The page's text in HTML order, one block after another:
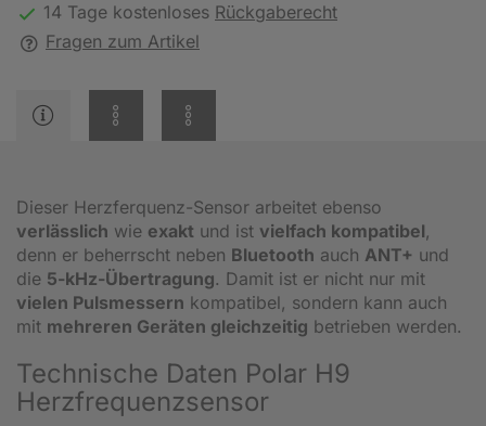
14 Tage kostenloses Rückgaberecht
Fragen zum Artikel
Dieser Herzferquenz-Sensor arbeitet ebenso
verlässlich wie exakt und ist vielfach kompatibel,
denn er beherrscht neben Bluetooth auch ANT+ und
die 5-kHz-Übertragung. Damit ist er nicht nur mit
vielen Pulsmessern kompatibel, sondern kann auch
mit mehreren Geräten gleichzeitig betrieben werden.
Technische Daten Polar H9
Herzfrequenzsensor